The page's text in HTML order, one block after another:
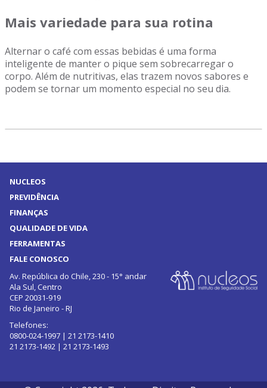
Mais variedade para sua rotina
Alternar o café com essas bebidas é uma forma
inteligente de manter o pique sem sobrecarregar o
corpo. Além de nutritivas, elas trazem novos sabores e
podem se tornar um momento especial no seu dia.
NUCLEOS
PREVIDÊNCIA
FINANÇAS
QUALIDADE DE VIDA
FERRAMENTAS
FALE CONOSCO
Av. República do Chile, 230 - 15° andar
Ala Sul, Centro
CEP 20031-919
Rio de Janeiro - RJ
Telefones:
0800-024-1997 | 21 2173-1410
21 2173-1492 | 21 2173-1493